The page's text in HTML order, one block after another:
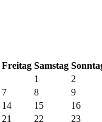
Freitag Samstag So
1
2
7 8
9
14 15
16
21 22
23